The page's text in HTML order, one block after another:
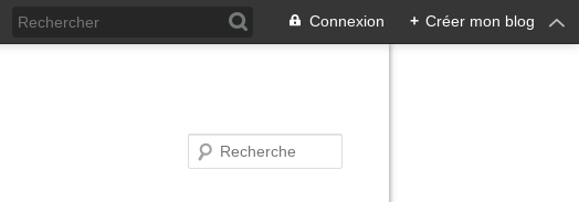
Connexion + Créer mon blog